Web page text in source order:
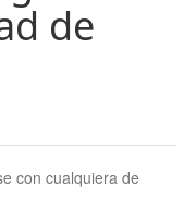
de
con cualquiera de